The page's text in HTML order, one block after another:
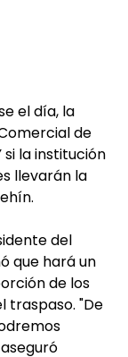
el día, la
de
si la institución
llevarán la
del
que hará un
de los
traspaso. "De